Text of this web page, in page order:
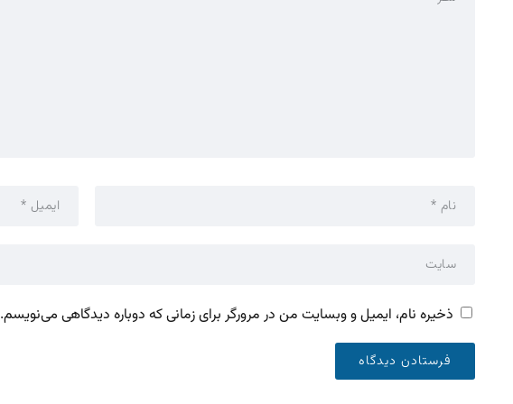
ذخیره نام، ایمیل و وبسایت من در مرورگر برای زمانی که دوباره دیدگاهی می‌نویسم.